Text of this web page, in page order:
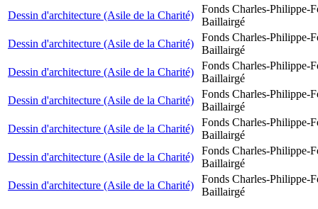
Dessin d'architecture (Asile de la Charité)
Fonds Charles-Philippe-
Baillairgé
Dessin d'architecture (Asile de la Charité)
Fonds Charles-Philippe-
Baillairgé
Dessin d'architecture (Asile de la Charité)
Fonds Charles-Philippe-
Baillairgé
Dessin d'architecture (Asile de la Charité)
Fonds Charles-Philippe-
Baillairgé
Dessin d'architecture (Asile de la Charité)
Fonds Charles-Philippe-
Baillairgé
Dessin d'architecture (Asile de la Charité)
Fonds Charles-Philippe-
Baillairgé
Dessin d'architecture (Asile de la Charité)
Fonds Charles-Philippe-
Baillairgé